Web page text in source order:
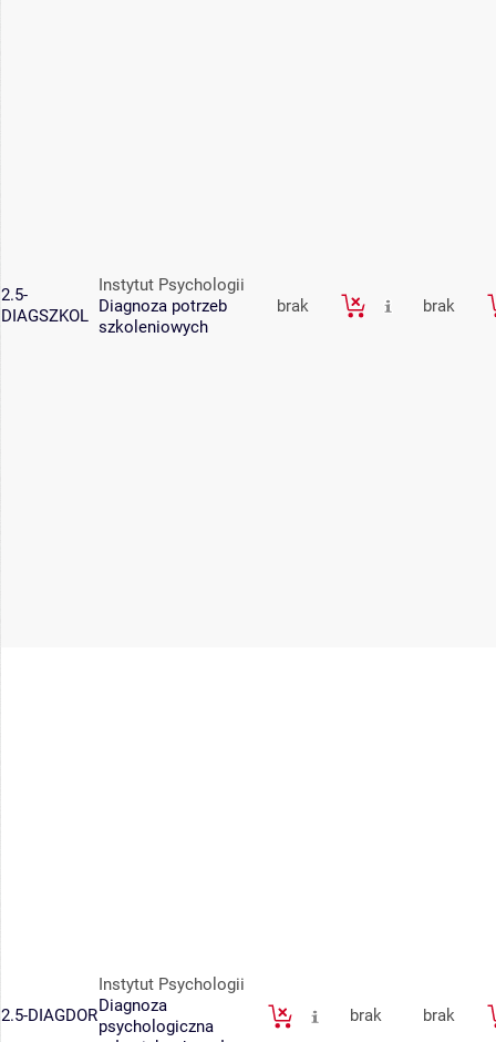
2.5-
DIAGSZKOL
Instytut Psychologii
Diagnoza potrzeb
szkoleniowych
brak brak
2.5-DIAGDOR
Instytut Psychologii
Diagnoza
psychologiczna
brak brak